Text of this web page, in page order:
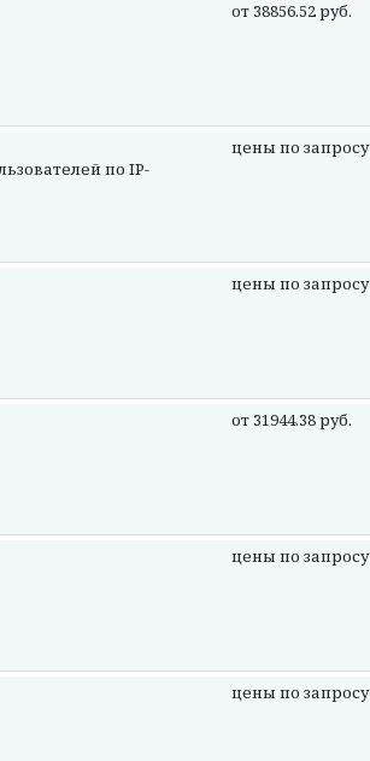
от 38856.52 руб.
по IP-
цены по запросу
цены по запросу
от 31944.38 руб.
цены по запросу
цены по запросу